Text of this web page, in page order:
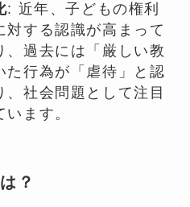
: 近年、子どもの権利
対する認識が高まって
、過去には「厳しい教
た行為が「虐待」と認
社会問題として注目
ます。
？